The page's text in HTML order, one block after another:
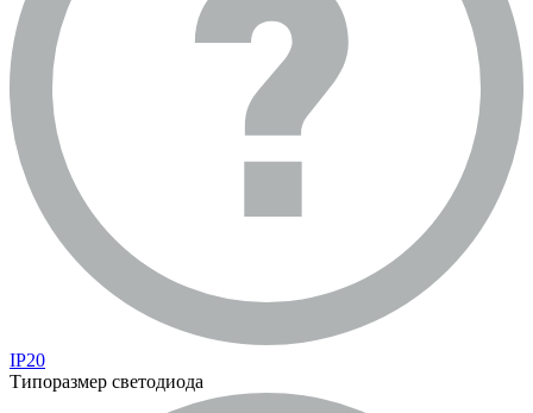
IP20
Типоразмер светодиода